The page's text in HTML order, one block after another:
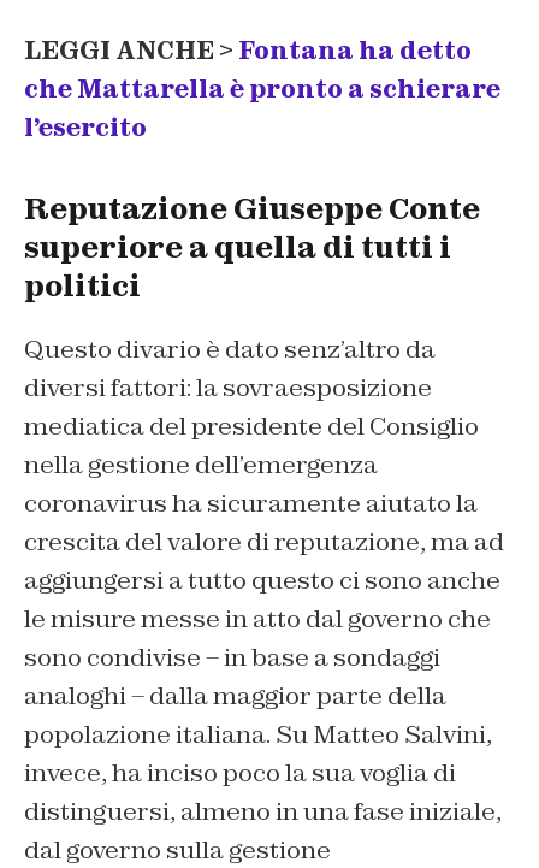
LEGGI ANCHE > Fontana ha detto
che Mattarella è pronto a schierare
l’esercito
Reputazione Giuseppe Conte
superiore a quella di tutti i
politici
Questo divario è dato senz’altro da
diversi fattori: la sovraesposizione
mediatica del presidente del Consiglio
nella gestione dell’emergenza
coronavirus ha sicuramente aiutato la
crescita del valore di reputazione, ma ad
aggiungersi a tutto questo ci sono anche
le misure messe in atto dal governo che
sono condivise – in base a sondaggi
analoghi – dalla maggior parte della
popolazione italiana. Su Matteo Salvini,
invece, ha inciso poco la sua voglia di
distinguersi, almeno in una fase iniziale,
dal governo sulla gestione